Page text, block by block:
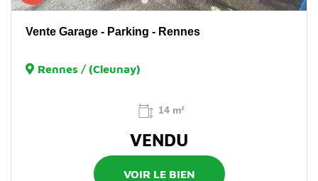
Vente Garage - Parking - Rennes
Rennes / (Cleunay)
14 m²
VENDU
VOIR LE BIEN